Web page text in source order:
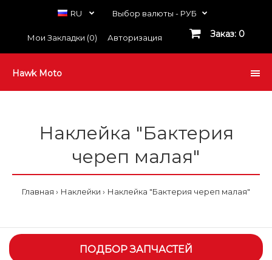
RU Выбор валюты - РУБ
Мои Закладки (0) Авторизация Заказ: 0
Hawk Moto
Наклейка "Бактерия
череп малая"
Главная Наклейки Наклейка "Бактерия череп малая"
ПОДБОР ЗАПЧАСТЕЙ